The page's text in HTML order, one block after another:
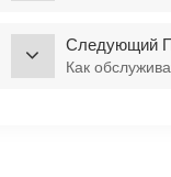
Следующий
Как